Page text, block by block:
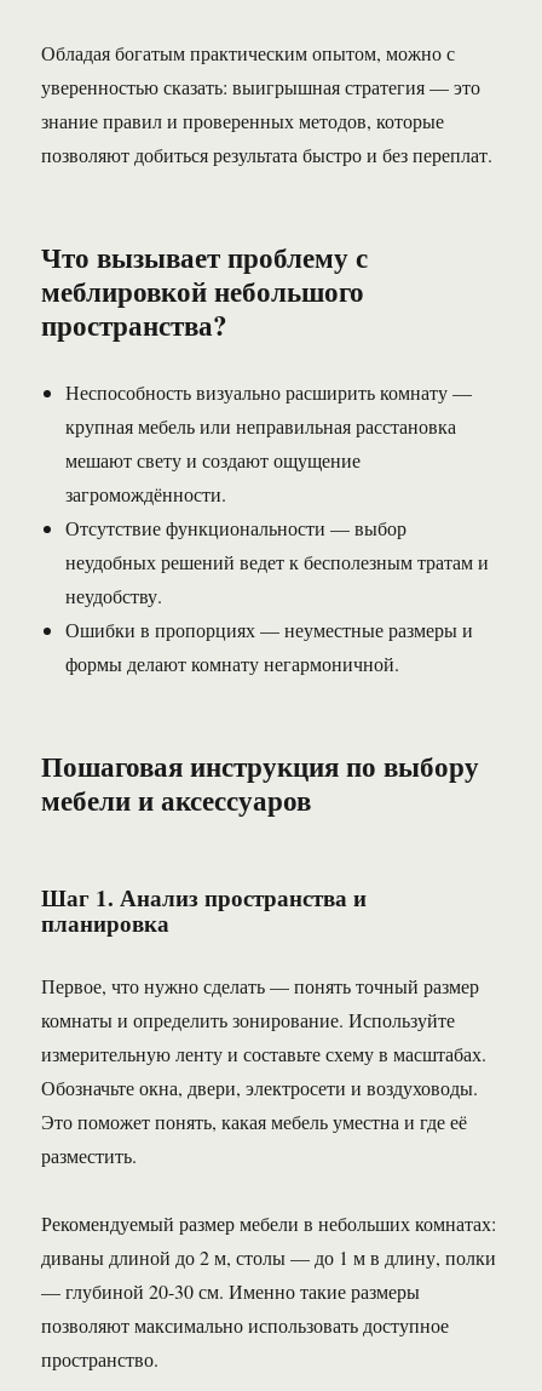
Обладая богатым практическим опытом, можно с
уверенностью сказать: выигрышная стратегия — это
знание правил и проверенных методов, которые
позволяют добиться результата быстро и без переплат.
Что вызывает проблему с
меблировкой небольшого
пространства?
Неспособность визуально расширить комнату —
крупная мебель или неправильная расстановка
мешают свету и создают ощущение
загромождённости.
Отсутствие функциональности — выбор
неудобных решений ведет к бесполезным тратам и
неудобству.
Ошибки в пропорциях — неуместные размеры и
формы делают комнату негармоничной.
Пошаговая инструкция по выбору
мебели и аксессуаров
Шаг 1. Анализ пространства и
планировка
Первое, что нужно сделать — понять точный размер
комнаты и определить зонирование. Используйте
измерительную ленту и составьте схему в масштабах.
Обозначьте окна, двери, электросети и воздуховоды.
Это поможет понять, какая мебель уместна и где её
разместить.
Рекомендуемый размер мебели в небольших комнатах:
диваны длиной до 2 м, столы — до 1 м в длину, полки
— глубиной 20-30 см. Именно такие размеры
позволяют максимально использовать доступное
пространство.